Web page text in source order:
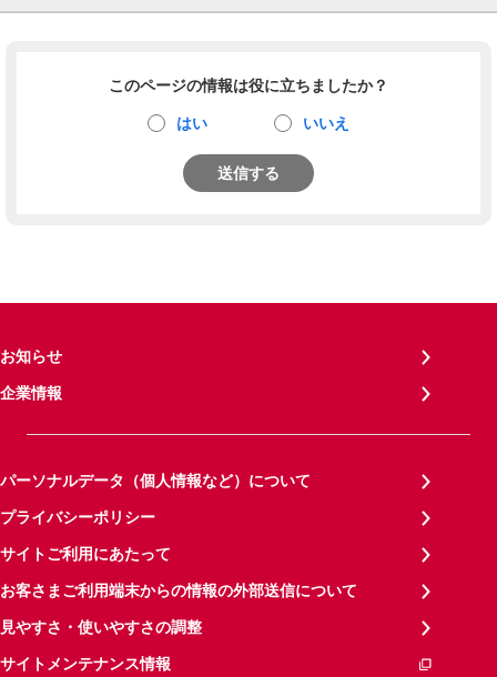
このページの情報は役に立ちましたか？
はい いいえ
送信する
お知らせ
企業情報
パーソナルデータ（個人情報など）について
プライバシーポリシー
サイトご利用にあたって
お客さまご利用端末からの情報の外部送信について
見やすさ・使いやすさの調整
サイトメンテナンス情報